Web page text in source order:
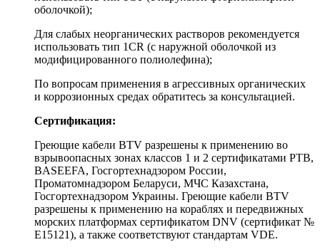
оболочкой);
Для слабых неорганических растворов рекомендуется
использовать тип 1CR (с наружной оболочкой из
модифицированного полиолефина);
По вопросам применения в агрессивных органических
и коррозионных средах обратитесь за консультацией.
Сертификация:
Греющие кабели BTV разрешены к применению во
взрывоопасных зонах классов 1 и 2 сертификатами PTB,
BASEEFA, Госгортехнадзором России,
Проматомнадзором Беларуси, МЧС Казахстана,
Госгортехнадзором Украины. Греющие кабели BTV
разрешены к применению на кораблях и передвижных
морских платформах сертификатом DNV (сертификат №
Е15121), а также соответствуют стандартам VDE.